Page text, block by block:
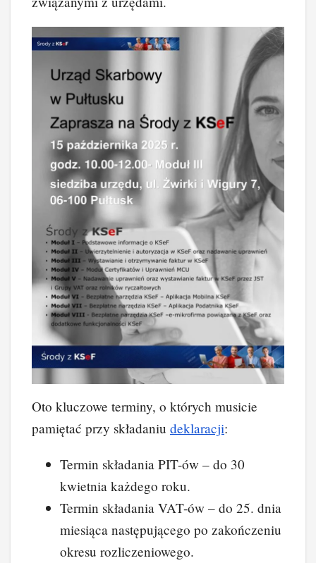
Oto kluczowe terminy, o których musicie
pamiętać przy składaniu deklaracji:
Termin składania PIT-ów – do 30
kwietnia każdego roku.
Termin składania VAT-ów – do 25. dnia
miesiąca następującego po zakończeniu
okresu rozliczeniowego.